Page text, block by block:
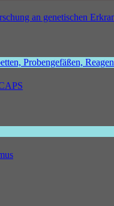
an genetischen